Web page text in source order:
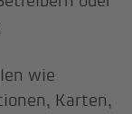
wie
Karten,